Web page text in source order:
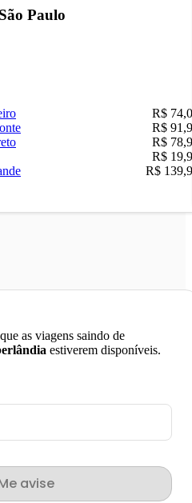
São Paulo
R$
R$
R$
R$
R$
as viagens saindo de
estiverem disponíveis.
avise